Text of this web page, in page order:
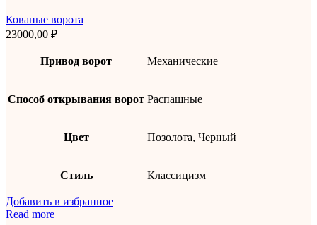
Кованые ворота
23000,00 ₽
Привод ворот Механические
Способ открывания ворот Распашные
Цвет Позолота, Черный
Стиль Классицизм
Добавить в избранное
Read more